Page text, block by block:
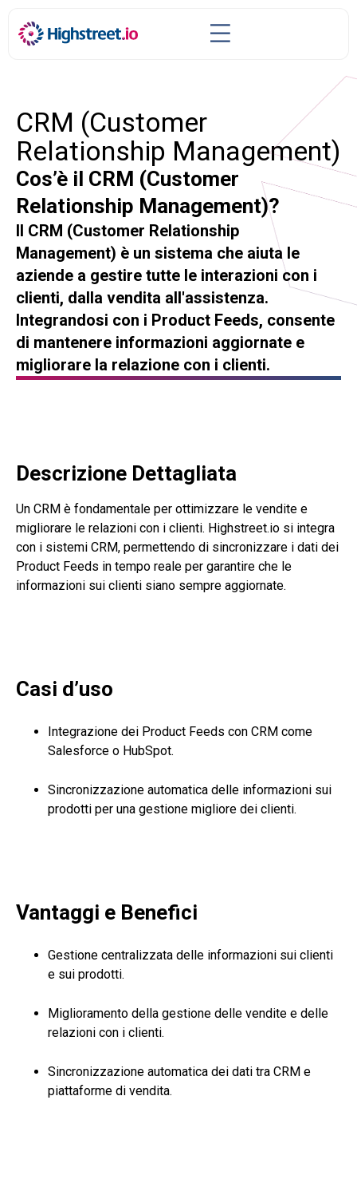
CRM (Customer
Relationship Management)
Cos’è il CRM (Customer
Relationship Management)?
Il CRM (Customer Relationship
Management) è un sistema che aiuta le
aziende a gestire tutte le interazioni con i
clienti, dalla vendita all'assistenza.
Integrandosi con i Product Feeds, consente
di mantenere informazioni aggiornate e
migliorare la relazione con i clienti.
Descrizione Dettagliata
Un CRM è fondamentale per ottimizzare le vendite e
migliorare le relazioni con i clienti. Highstreet.io si integra
con i sistemi CRM, permettendo di sincronizzare i dati dei
Product Feeds in tempo reale per garantire che le
informazioni sui clienti siano sempre aggiornate.
Casi d’uso
Integrazione dei Product Feeds con CRM come
Salesforce o HubSpot.
Sincronizzazione automatica delle informazioni sui
prodotti per una gestione migliore dei clienti.
Vantaggi e Benefici
Gestione centralizzata delle informazioni sui clienti
e sui prodotti.
Miglioramento della gestione delle vendite e delle
relazioni con i clienti.
Sincronizzazione automatica dei dati tra CRM e
piattaforme di vendita.